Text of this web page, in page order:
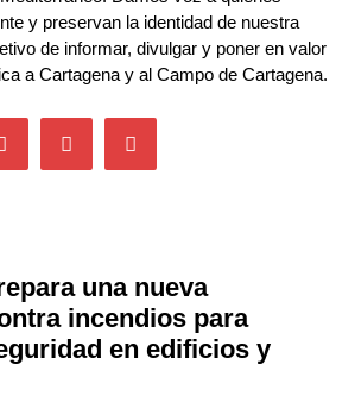
y preservan la identidad de nuestra
de informar, divulgar y poner en valor
a Cartagena y al Campo de Cartagena.
una nueva
incendios para
en edificios y